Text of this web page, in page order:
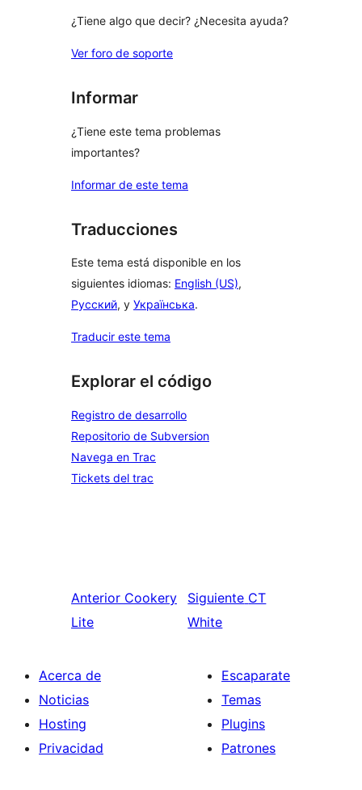
¿Tiene algo que decir? ¿Necesita ayuda?
Ver foro de soporte
Informar
¿Tiene este tema problemas
importantes?
Informar de este tema
Traducciones
Este tema está disponible en los
siguientes idiomas: English (US),
Русский, y Українська.
Traducir este tema
Explorar el código
Registro de desarrollo
Repositorio de Subversion
Navega en Trac
Tickets del trac
Anterior Cookery
Lite
Siguiente CT
White
Acerca de
Noticias
Hosting
Privacidad
Escaparate
Temas
Plugins
Patrones